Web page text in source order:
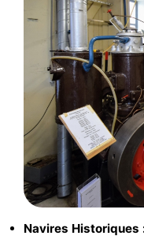
Duinoord
Ginsterveld
Julianahoeve
Livingstone
Port
Greve
Port
- Navires Historiques